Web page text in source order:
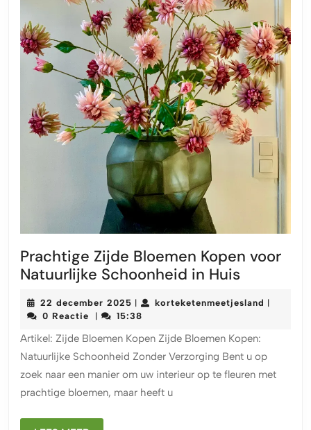
Prachtige Zijde Bloemen Kopen voor
Natuurlijke Schoonheid in HuisPrachtige
Bloemen
voor
22 december 2025 22
december
| korteketenmeetjesland |
0 Reactie | 15:38
Artikel: Zijde Bloemen Kopen Zijde Bloemen Kopen:
Natuurlijke Schoonheid Zonder Verzorging Bent u op
zoek naar een manier om uw interieur op te fleuren met
prachtige bloemen, maar heeft u